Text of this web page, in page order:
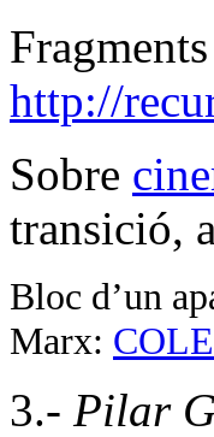
http://
Sobre
transició,
Bloc d’un
Marx:
3.- Pilar